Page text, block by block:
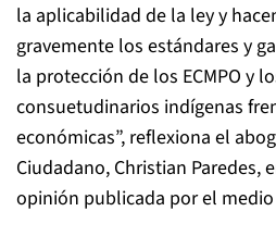
la aplicabilidad de la ley y
gravemente los estándares y
la protección de los ECMPO y
consuetudinarios indígenas
económicas”, reflexiona el
Ciudadano, Christian Paredes,
opinión publicada por el medio